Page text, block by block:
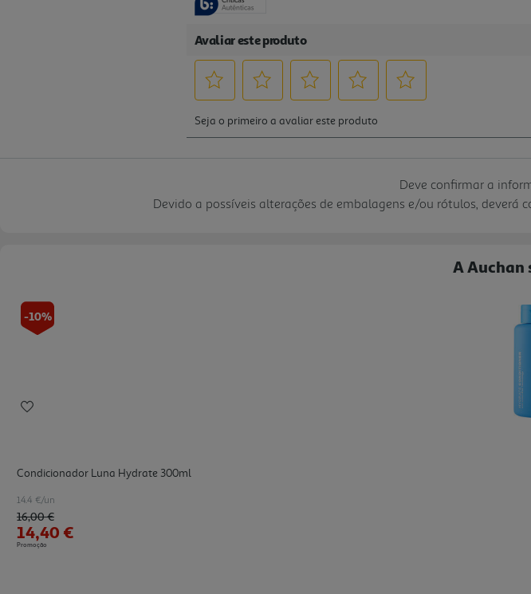
Deve confirmar a
Devido a possíveis alterações de embalagens e/ou rótulos, deverá
A Auchan
-10%
Condicionador Luna Hydrate 300ml
14.4 €/un
Price reduced from
16,00 €to
14,40 €
Promoção